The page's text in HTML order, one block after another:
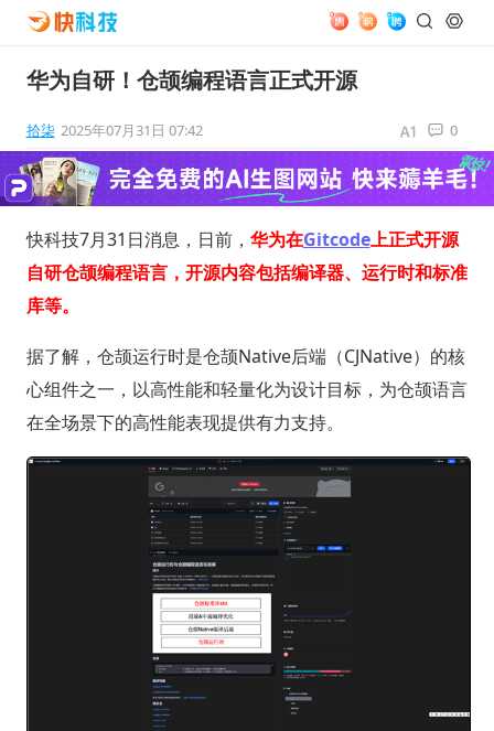
华为自研！仓颉编程语言正式开源
拾柒 2025年07月31日 07:42 0
快科技7月31日消息，日前， 华为在Gitcode上正式开源
自研仓颉编程语言，开源内容包括编译器、运行时和标准
库等。
据了解，仓颉运行时是仓颉Native后端（CJNative）的核
心组件之一，以高性能和轻量化为设计目标，为仓颉语言
在全场景下的高性能表现提供有力支持。